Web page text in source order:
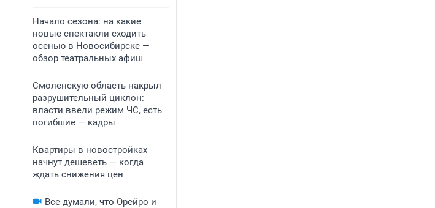
Начало сезона: на какие
новые спектакли сходить
осенью в Новосибирске —
обзор театральных афиш
Смоленскую область накрыл
разрушительный циклон:
власти ввели режим ЧС, есть
погибшие — кадры
Квартиры в новостройках
начнут дешеветь — когда
ждать снижения цен
Все думали, что Орейро и